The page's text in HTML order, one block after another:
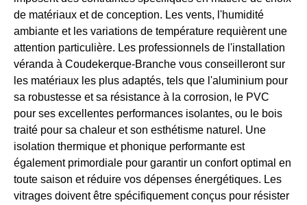
de matériaux et de conception. Les vents, l'humidité
ambiante et les variations de température requièrent une
attention particulière. Les professionnels de l'installation
véranda à Coudekerque-Branche vous conseilleront sur
les matériaux les plus adaptés, tels que l'aluminium pour
sa robustesse et sa résistance à la corrosion, le PVC
pour ses excellentes performances isolantes, ou le bois
traité pour sa chaleur et son esthétisme naturel. Une
isolation thermique et phonique performante est
également primordiale pour garantir un confort optimal en
toute saison et réduire vos dépenses énergétiques. Les
vitrages doivent être spécifiquement conçus pour résister